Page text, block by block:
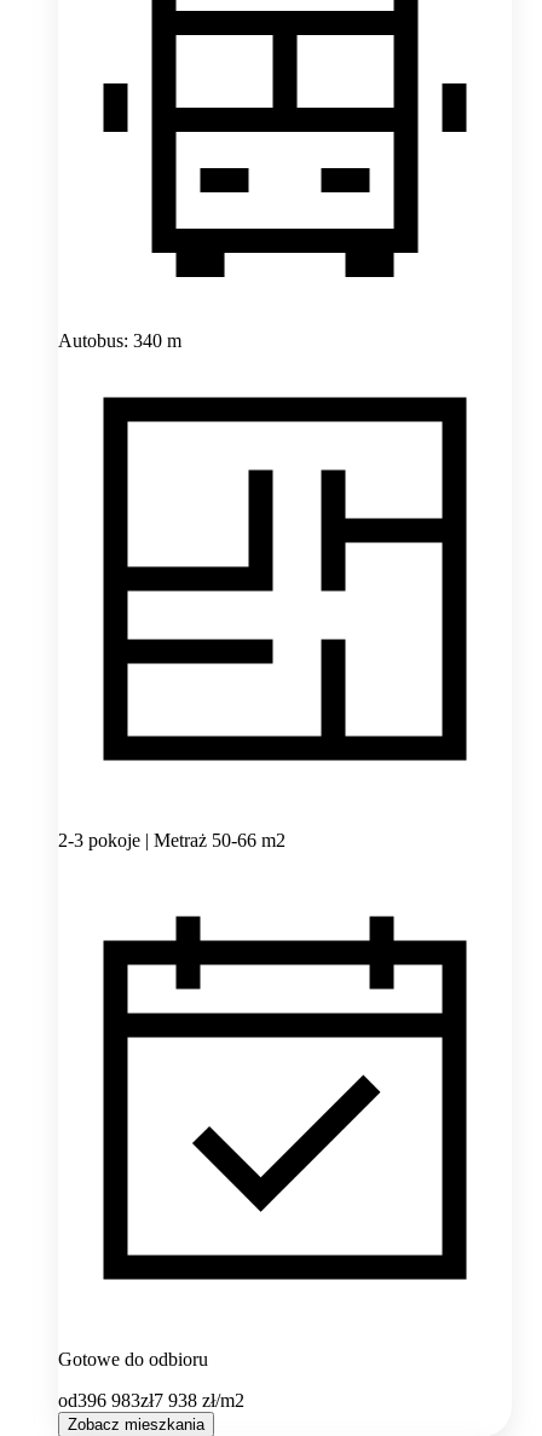
Autobus: 340 m
2-3 pokoje | Metraż 50-66 m2
Gotowe do odbioru
od396 983zł7 938 zł/m2
Zobacz mieszkania